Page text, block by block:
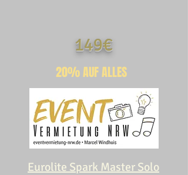
149€
20% AUF ALLES
Eurolite Spark Master Solo